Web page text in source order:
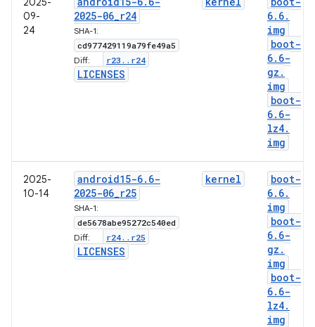
09-
24
2025-06_r24
SHA-1:
cd977429119a79fe49a5
Diff: r23 . . r24
LICENSES
6. 6.
img
boot-
6. 6-
gz .
img
boot-
6. 6-
lz4.
img
2025-
10-14
android15-6. 6-
2025-06_r25
SHA-1:
de5678abe95272c540ed
Diff: r24. . r25
LICENSES
kernel
boot-
6. 6.
img
boot-
6. 6-
gz .
img
boot-
6. 6-
lz4.
img